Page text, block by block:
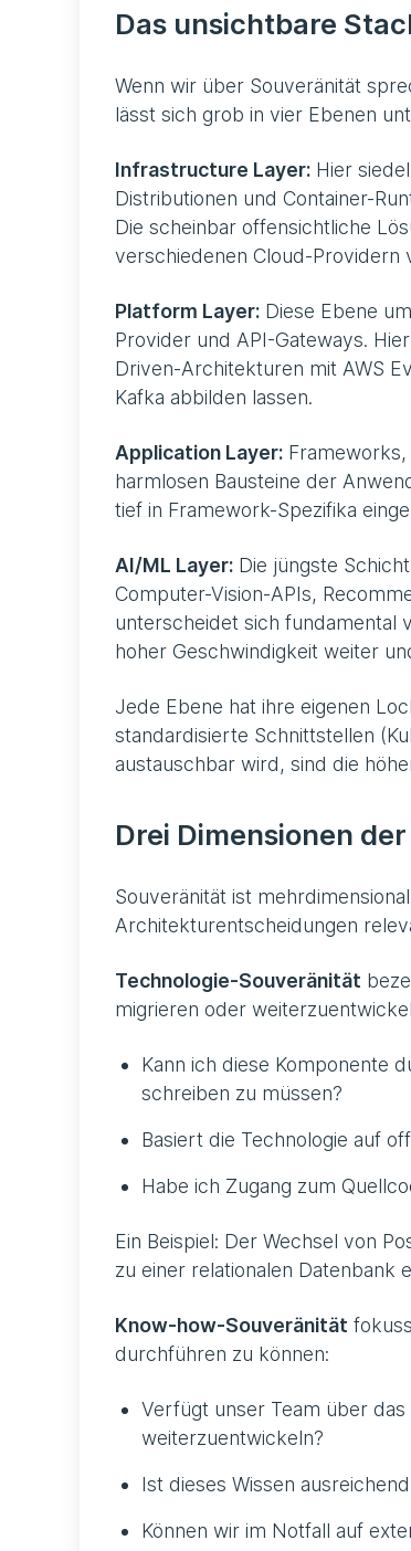
Das unsichtbare
Wenn wir über Souveränität
lässt sich grob in vier Ebenen
Infrastructure Layer: Hier
Distributionen und Container-
Die scheinbar offensichtliche
verschiedenen Cloud-Providern
Platform Layer: Diese Ebene
Provider und API-Gateways.
Driven-Architekturen mit AWS
Kafka abbilden lassen.
Application Layer: Frameworks,
harmlosen Bausteine der
tief in Framework-Spezifika
AI/ML Layer: Die jüngste
Computer-Vision-APIs,
unterscheidet sich fundamental
hoher Geschwindigkeit weiter
Jede Ebene hat ihre eigenen
standardisierte Schnittstellen
austauschbar wird, sind die
Drei Dimensionen
Souveränität ist
Architekturentscheidungen
Technologie-Souveränität
migrieren oder
Kann ich diese Komponente
schreiben zu müssen?
Basiert die Technologie auf
Habe ich Zugang zum
Ein Beispiel: Der Wechsel von
zu einer relationalen
Know-how-Souveränität
durchführen zu können:
Verfügt unser Team über
weiterzuentwickeln?
Ist dieses Wissen
Können wir im Notfall auf